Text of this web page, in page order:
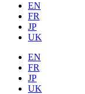
EN
FR
JP
UK
EN
FR
JP
UK